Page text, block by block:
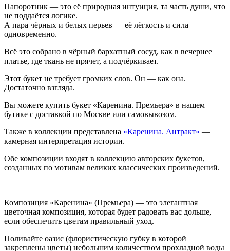
Папоротник — это её природная интуиция, та часть души, что
не поддаётся логике.
А пара чёрных и белых перьев — её лёгкость и сила
одновременно.
Всё это собрано в чёрный бархатный сосуд, как в вечернее
платье, где ткань не прячет, а подчёркивает.
Этот букет не требует громких слов. Он — как она.
Достаточно взгляда.
Вы можете купить букет «Каренина. Премьера» в нашем
бутике с доставкой по Москве или самовывозом.
Также в коллекции представлена «Каренина. Антракт» —
камерная интерпретация истории.
Обе композиции входят в коллекцию авторских букетов,
созданных по мотивам великих классических произведений.
Композиция «Каренина» (Премьера) — это элегантная
цветочная композиция, которая будет радовать вас дольше,
если обеспечить цветам правильный уход.
Поливайте оазис (флористическую губку в которой
закреплены цветы) небольшим количеством прохладной воды